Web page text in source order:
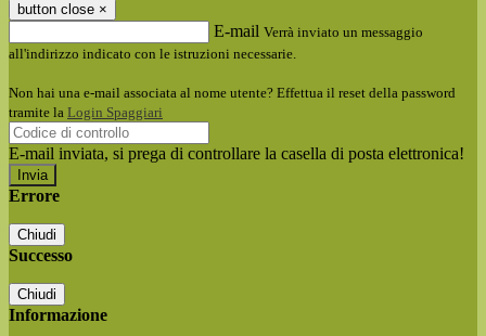
button close ×
E-mail Verrà inviato un messaggio
all'indirizzo indicato con le istruzioni necessarie.
Non hai una e-mail associata al nome utente? Effettua il reset della password
tramite la Login Spaggiari
E-mail inviata, si prega di controllare la casella di posta elettronica!
Errore
Chiudi
Successo
Chiudi
Informazione